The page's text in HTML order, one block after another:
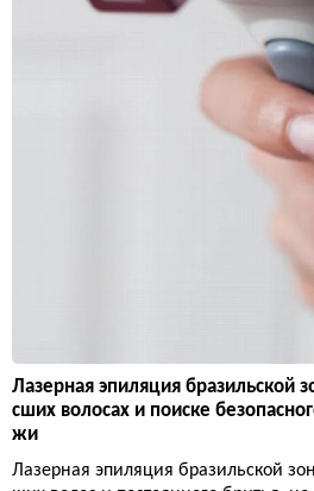
Лазерная эпиляция бразильской
сших волосах и поиске
жи
Лазерная эпиляция бразильской